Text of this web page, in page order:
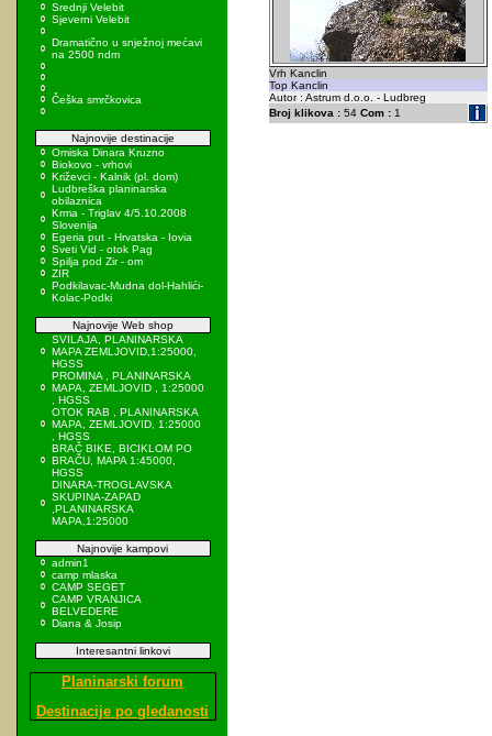
Srednji Velebit
Sjeverni Velebit
Dramatično u snježnoj mećavi
na 2500 ndm
Češka smrčkovica
Najnovije destinacije
Omiska Dinara Kruzno
Biokovo - vrhovi
Križevci - Kalnik (pl. dom)
Ludbreška planinarska
obilaznica
Krma - Triglav 4/5.10.2008
Slovenija
Egeria put - Hrvatska - Iovia
Sveti Vid - otok Pag
Spilja pod Zir - om
ZIR
Podkilavac-Mudna dol-Hahlići-
Kolac-Podki
Najnovije Web shop
SVILAJA, PLANINARSKA
MAPA ZEMLJOVID,1:25000,
HGSS
PROMINA , PLANINARSKA
MAPA, ZEMLJOVID , 1:25000
, HGSS
OTOK RAB , PLANINARSKA
MAPA, ZEMLJOVID, 1:25000
, HGSS
BRAČ BIKE, BICIKLOM PO
BRAČU, MAPA 1:45000,
HGSS
DINARA-TROGLAVSKA
SKUPINA-ZAPAD
,PLANINARSKA
MAPA,1:25000
Najnovije kampovi
admin1
camp mlaska
CAMP SEGET
CAMP VRANJICA
BELVEDERE
Diana & Josip
Interesantni linkovi
Planinarski forum
Destinacije po gledanosti
Vrh Kanclin
Top Kanclin
Autor : Astrum d.o.o. - Ludbreg
Broj klikova :54 Com :1